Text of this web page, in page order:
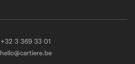
+32 3 369 33 01
hello@cartiere.be